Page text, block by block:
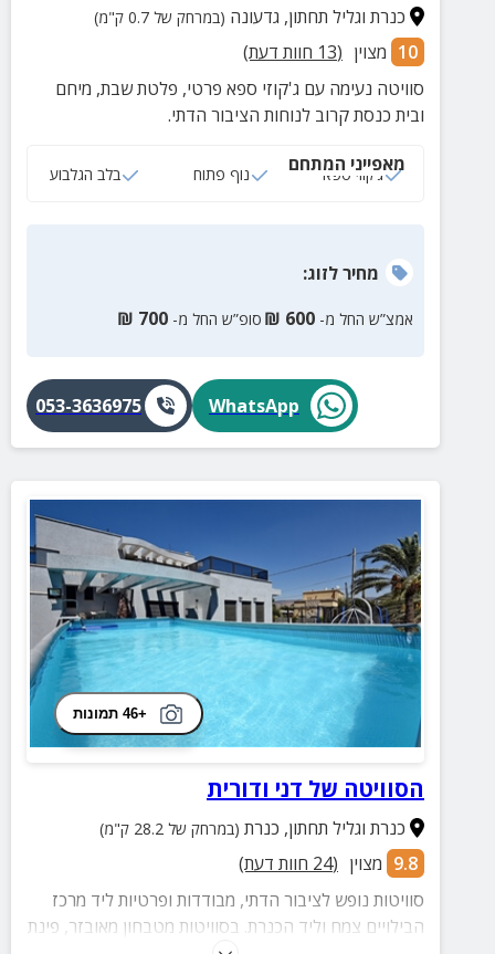
כנרת וגליל תחתון, גדעונה (במרחק של 0.7 ק"מ)
10 מצוין (
13 חוות דעת)
סוויטה נעימה עם ג'קוזי ספא פרטי, פלטת שבת, מיחם
ובית כנסת קרוב לנוחות הציבור הדתי.
מאפייני המתחם
ג‘קוזי ספא נוף פתוח בלב הגלבוע
מחירלזוג:
אמצ”ש החל מ- 600
₪ סופ”ש החל מ- 700
₪
WhatsApp
053-3636975
+46 תמונות
הסוויטה של דני ודורית
כנרת וגליל תחתון, כנרת (במרחק של 28.2 ק"מ)
9.8 מצוין (
24 חוות דעת)
סוויטות נופש לציבור הדתי, מבודדות ופרטיות ליד מרכז
הבילויים צמח וליד הכנרת. בסוויטות מטבחון מאובזר, פינת